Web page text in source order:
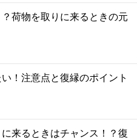
荷物を取りに来るときの元
！注意点と復縁のポイント
来るときはチャンス！？復